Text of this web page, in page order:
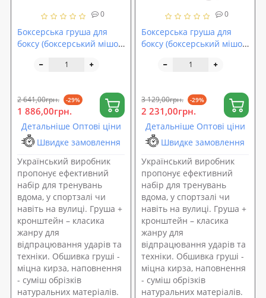
0
Боксерська груша для
боксу (боксерський мішок)
(кріплення) OSPORT Set
2 641,00грн. -29%
1 886,00грн.
Детальніше Оптові ціни
Швидке замовлення
Український виробник
пропонує ефективний
набір для тренувань
вдома, у спортзалі чи
навіть на вулиці. Груша +
кронштейн – класика
жанру для
відпрацювання ударів та
техніки. Обшивка груші -
міцна кирза, наповнення
- суміш обрізків
натуральних матеріалів.
0
Боксерська груша для
боксу (боксерський мішок)
(кріплення) OSPORT Set
3 129,00грн. -29%
2 231,00грн.
Детальніше Оптові ціни
Швидке замовлення
Український виробник
пропонує ефективний
набір для тренувань
вдома, у спортзалі чи
навіть на вулиці. Груша +
кронштейн – класика
жанру для
відпрацювання ударів та
техніки. Обшивка груші -
міцна кирза, наповнення
- суміш обрізків
натуральних матеріалів.